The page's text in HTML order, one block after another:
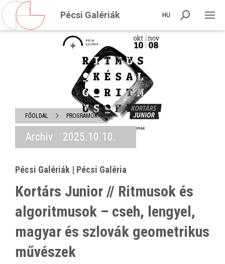
Pécsi Galériák HU
FŐOLDAL PROGRAMOK
Archív 2025.10.10.
Pécsi Galériák | Pécsi Galéria
Kortárs Junior // Ritmusok és
algoritmusok – cseh, lengyel,
magyar és szlovák geometrikus
művészek